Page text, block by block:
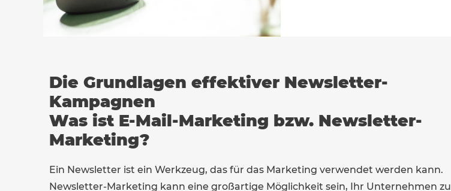
Die Grundlagen effektiver Newsletter-
Kampagnen
Was ist E-Mail-Marketing bzw. Newsletter-
Marketing?
Ein Newsletter ist ein Werkzeug, das für das Marketing verwendet werden kann.
Newsletter-Marketing kann eine großartige Möglichkeit sein, Ihr Unternehmen zu